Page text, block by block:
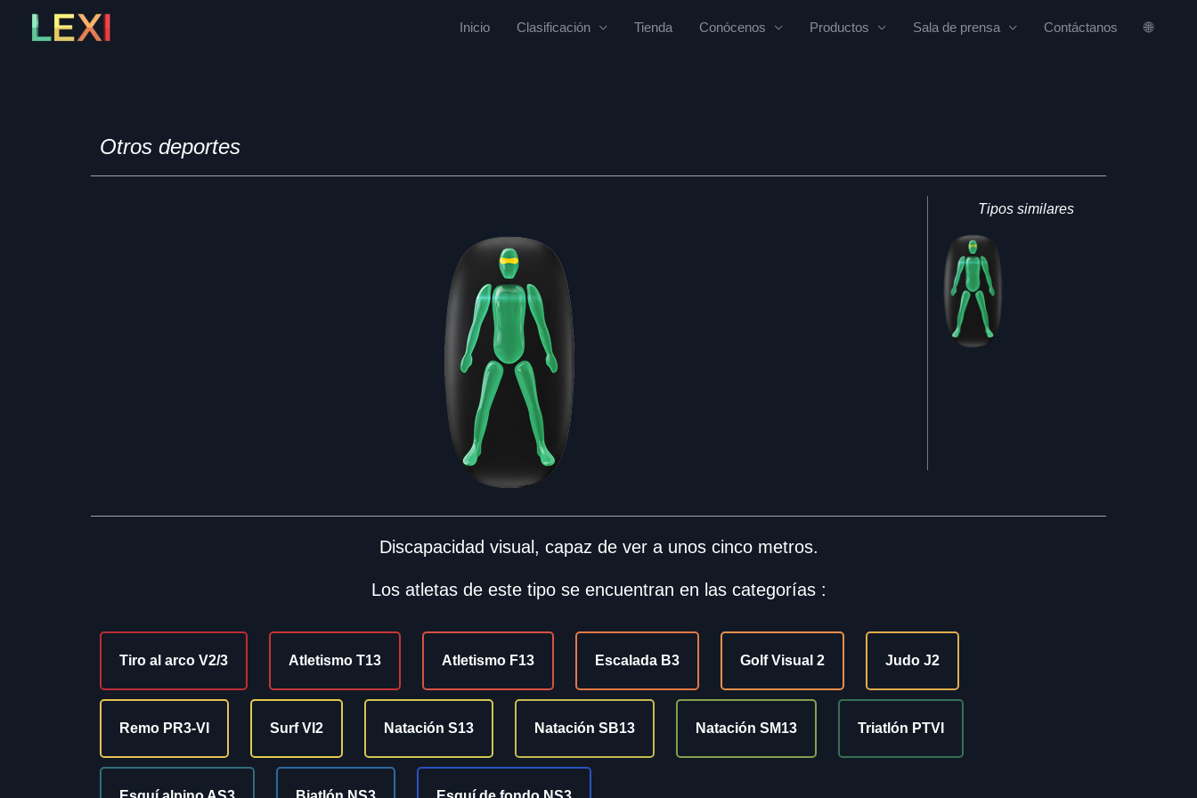
Inicio Clasificación Tienda Conócenos Productos Sala de prensa Contáctanos 🌐
Otros deportes
Tipos similares
Discapacidad visual, capaz de ver a unos cinco metros.
Los atletas de este tipo se encuentran en las categorías :
Tiro al arco V2/3 Atletismo T13 Atletismo F13 Escalada B3 Golf Visual 2 Judo J2
Remo PR3-VI Surf VI2 Natación S13 Natación SB13 Natación SM13 Triatlón PTVI